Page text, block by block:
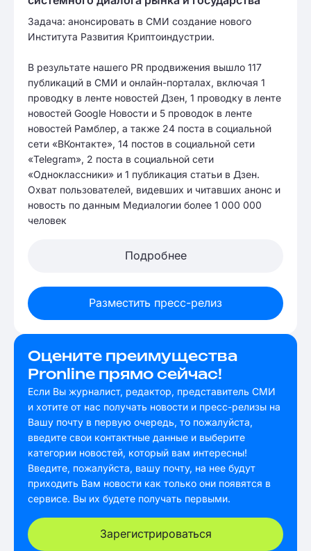
Задача: анонсировать в СМИ создание нового
Института Развития Криптоиндустрии.
В результате нашего PR продвижения вышло 117
публикаций в СМИ и онлайн-порталах, включая 1
проводку в ленте новостей Дзен, 1 проводку в ленте
новостей Google Новости и 5 проводок в ленте
новостей Рамблер, а также 24 поста в социальной
сети «ВКонтакте», 14 постов в социальной сети
«Telegram», 2 поста в социальной сети
«Одноклассники» и 1 публикация статьи в Дзен.
Охват пользователей, видевших и читавших анонс и
новость по данным Медиалогии более 1 000 000
человек
Подробнее
Разместить пресс-релиз
Оцените преимущества
Pronline прямо сейчас!
Если Вы журналист, редактор, представитель СМИ
и хотите от нас получать новости и пресс-релизы на
Вашу почту в первую очередь, то пожалуйста,
введите свои контактные данные и выберите
категории новостей, который вам интересны!
Введите, пожалуйста, вашу почту, на нее будут
приходить Вам новости как только они появятся в
сервисе. Вы их будете получать первыми.
Зарегистрироваться